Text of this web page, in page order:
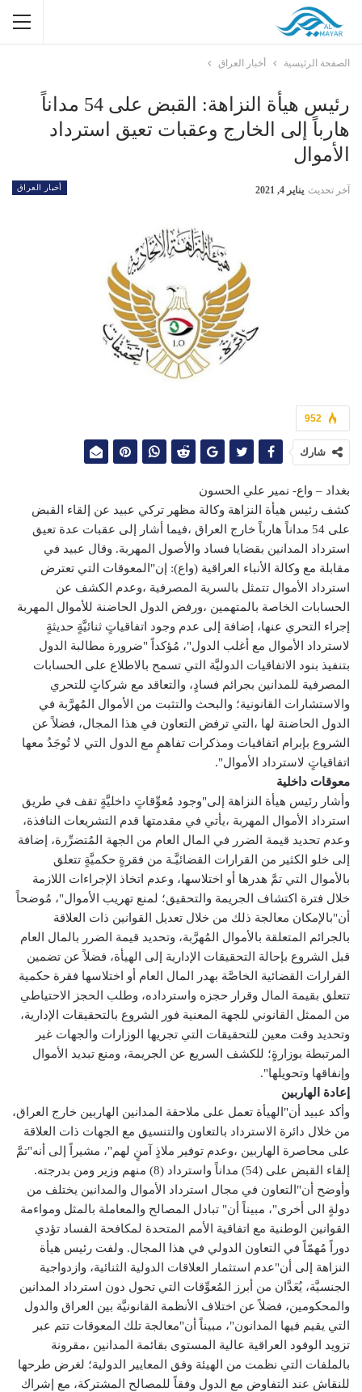
الصفحة الرئيسية أخبار العراق
رئيس هيأة النزاهة: القبض على 54 مداناً
هارباً إلى الخارج وعقبات تعيق استرداد
الأموال
أخبار العراق آخر تحديث يناير 4, 2021
952
شارك
بغداد – واع- نمير علي الحسون
كشف رئيس هيأة النزاهة وكالة مظهر تركي عبيد عن إلقاء القبض
على 54 مداناً هارباً خارج العراق ،فيما أشار إلى عقبات عدة تعيق
استرداد المدانين بقضايا فساد والأصول المهربة. وقال عبيد في
مقابلة مع وكالة الأنباء العراقية (واع): إن"المعوقات التي تعترض
استرداد الأموال تتمثل بالسرية المصرفية ،وعدم الكشف عن
الحسابات الخاصة بالمتهمين ،ورفض الدول الحاضنة للأموال المهربة
إجراء التحري عنها، إضافة إلى عدم وجود اتفاقياتٍ ثنائيَّةٍ حديثةٍ
لاسترداد الأموال مع أغلب الدول"، مُؤكداً "ضرورة مطالبة الدول
بتنفيذ بنود الاتفاقيات الدوليَّة التي تسمح بالاطلاع على الحسابات
المصرفية للمدانين بجرائم فسادٍ، والتعاقد مع شركاتٍ للتحري
والاستشارات القانونية؛ والبحث والتثبت من الأموال المُهرَّبة في
الدول الحاضنة لها ،التي ترفض التعاون في هذا المجال، فضلاً عن
الشروع بإبرام اتفاقيات ومذكرات تفاهمٍ مع الدول التي لا تُوجَدُ معها
اتفاقياتٍ لاسترداد الأموال".
معوقات داخلية
وأشار رئيس هيأة النزاهة إلى"وجود مُعوِّقاتٍ داخليَّةٍ تقف في طريق
استرداد الأموال المهربة ،يأتي في مقدمتها قدم التشريعات النافذة،
وعدم تحديد قيمة الضرر في المال العام من الجهة المُتضرِّرة، إضافة
إلى خلو الكثير من القرارات القضائيَّـة من فقرةٍ حكميَّةٍ تتعلق
بالأموال التي تمَّ هدرها أو اختلاسها، وعدم اتخاذ الإجراءات اللازمة
خلال فترة اكتشاف الجريمة والتحقيق؛ لمنع تهريب الأموال"، مُوضحاً
أن"بالإمكان معالجة ذلك من خلال تعديل القوانين ذات العلاقة
بالجرائم المتعلقة بالأموال المُهرَّبة، وتحديد قيمة الضرر بالمال العام
قبل الشروع بإحالة التحقيقات الإدارية إلى الهيأة، فضلاً عن تضمين
القرارات القضائية الخاصَّة بهدر المال العام أو اختلاسها فقرة حكمية
تتعلق بقيمة المال وقرار حجزه واسترداده، وطلب الحجز الاحتياطي
من الممثل القانوني للجهة المعنية فور الشروع بالتحقيقات الإدارية،
وتحديد وقت معين للتحقيقات التي تجريها الوزارات والجهات غير
المرتبطة بوزارةٍ؛ للكشف السريع عن الجريمة، ومنع تبديد الأموال
وإنفاقها وتحويلها".
إعادة الهاربين
وأكد عبيد أن"الهيأة تعمل على ملاحقة المدانين الهاربين خارج العراق،
من خلال دائرة الاسترداد بالتعاون والتنسيق مع الجهات ذات العلاقة
على محاصرة الهاربين ،وعدم توفير ملاذٍ آمنٍ لهم"، مشيراً إلى أنه"تمَّ
إلقاء القبض على (54) مداناً واسترداد (8) منهم وزير ومن بدرجته.
وأوضح أن"التعاون في مجال استرداد الأموال والمدانين يختلف من
دولةٍ الى أخرى"، مبيناً أن" تبادل المصالح والمعاملة بالمثل ومواءمة
القوانين الوطنية مع اتفاقية الأمم المتحدة لمكافحة الفساد تؤدي
دوراً مُهمّاً في التعاون الدولي في هذا المجال. ولفت رئيس هيأة
النزاهة إلى أن"عدم استثمار العلاقات الدولية الثنائية، وازدواجية
الجنسيَّة، يُعَدَّان من أبرز المُعوِّقات التي تحول دون استرداد المدانين
والمحكومين، فضلاً عن اختلاف الأنظمة القانونيَّة بين العراق والدول
التي يقيم فيها المدانون"، مبيناً أن"معالجة تلك المعوقات تتم عبر
تزويد الوفود العراقية عالية المستوى بقائمة المدانين ،مقرونة
بالملفات التي نظمت من الهيئة وفق المعايير الدولية؛ لغرض طرحها
للنقاش عند التفاوض مع الدول وفقاً للمصالح المشتركة، مع إشراك